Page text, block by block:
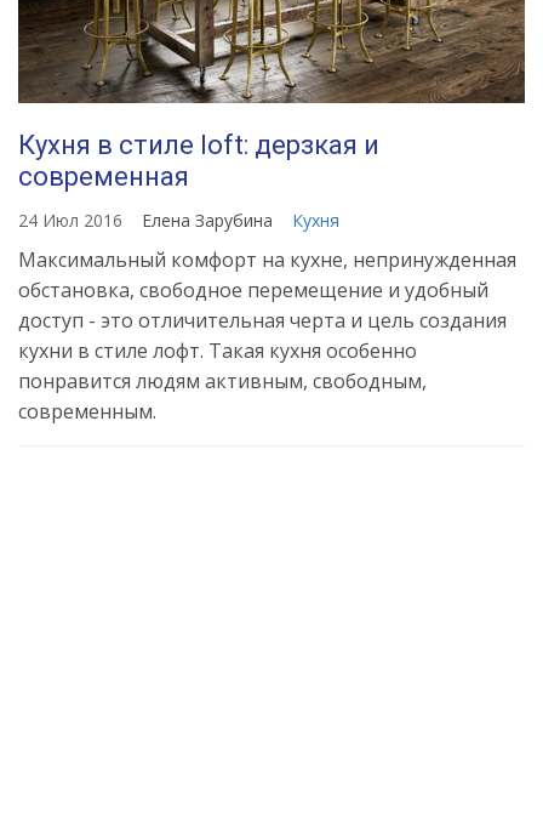
Кухня в стиле loft: дерзкая и
современная
24 Июл 2016 Елена Зарубина Кухня
Максимальный комфорт на кухне, непринужденная
обстановка, свободное перемещение и удобный
доступ - это отличительная черта и цель создания
кухни в стиле лофт. Такая кухня особенно
понравится людям активным, свободным,
современным.